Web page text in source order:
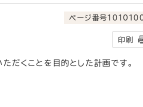
ページ番号
印刷
だくことを目的とした計画です。